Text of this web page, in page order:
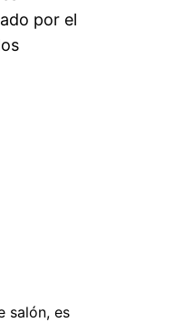
por el
salón, es